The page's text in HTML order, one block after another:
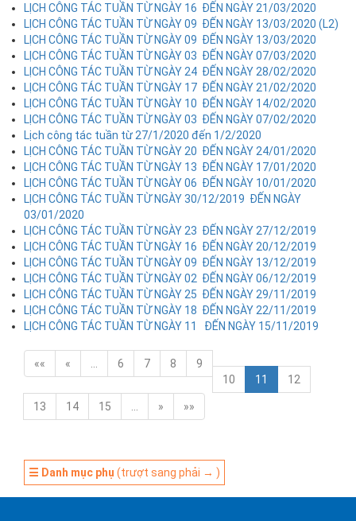
LỊCH CÔNG TÁC TUẦN TỪ NGÀY 16 ĐẾN NGÀY 21/03/2020
LỊCH CÔNG TÁC TUẦN TỪ NGÀY 09 ĐẾN NGÀY 13/03/2020 (L2)
LỊCH CÔNG TÁC TUẦN TỪ NGÀY 09 ĐẾN NGÀY 13/03/2020
LỊCH CÔNG TÁC TUẦN TỪ NGÀY 03 ĐẾN NGÀY 07/03/2020
LỊCH CÔNG TÁC TUẦN TỪ NGÀY 24 ĐẾN NGÀY 28/02/2020
LỊCH CÔNG TÁC TUẦN TỪ NGÀY 17 ĐẾN NGÀY 21/02/2020
LỊCH CÔNG TÁC TUẦN TỪ NGÀY 10 ĐẾN NGÀY 14/02/2020
LỊCH CÔNG TÁC TUẦN TỪ NGÀY 03 ĐẾN NGÀY 07/02/2020
Lịch công tác tuần từ 27/1/2020 đến 1/2/2020
LỊCH CÔNG TÁC TUẦN TỪ NGÀY 20 ĐẾN NGÀY 24/01/2020
LỊCH CÔNG TÁC TUẦN TỪ NGÀY 13 ĐẾN NGÀY 17/01/2020
LỊCH CÔNG TÁC TUẦN TỪ NGÀY 06 ĐẾN NGÀY 10/01/2020
LỊCH CÔNG TÁC TUẦN TỪ NGÀY 30/12/2019 ĐẾN NGÀY
03/01/2020
LỊCH CÔNG TÁC TUẦN TỪ NGÀY 23 ĐẾN NGÀY 27/12/2019
LỊCH CÔNG TÁC TUẦN TỪ NGÀY 16 ĐẾN NGÀY 20/12/2019
LỊCH CÔNG TÁC TUẦN TỪ NGÀY 09 ĐẾN NGÀY 13/12/2019
LỊCH CÔNG TÁC TUẦN TỪ NGÀY 02 ĐẾN NGÀY 06/12/2019
LỊCH CÔNG TÁC TUẦN TỪ NGÀY 25 ĐẾN NGÀY 29/11/2019
LỊCH CÔNG TÁC TUẦN TỪ NGÀY 18 ĐẾN NGÀY 22/11/2019
LỊCH CÔNG TÁC TUẦN TỪ NGÀY 11 ĐẾN NGÀY 15/11/2019
«« « 6 7 8
9
10
11 12
13 14 15 » »»
☰ Danh mục phụ (trượt sang phải → )